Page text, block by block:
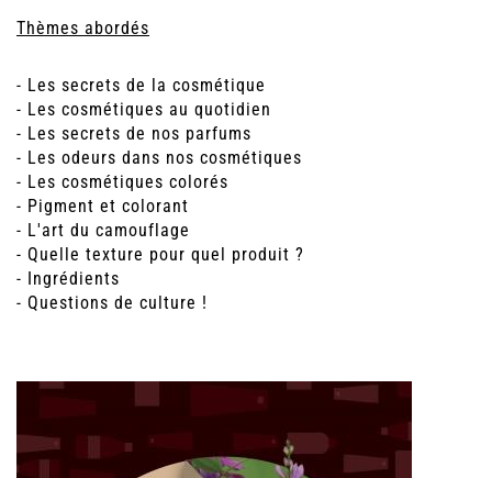
Thèmes abordés
- Les secrets de la cosmétique
- Les cosmétiques au quotidien
- Les secrets de nos parfums
- Les odeurs dans nos cosmétiques
- Les cosmétiques colorés
- Pigment et colorant
- L'art du camouflage
- Quelle texture pour quel produit ?
- Ingrédients
- Questions de culture !